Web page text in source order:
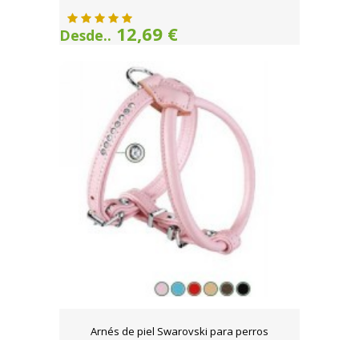
Desde.. 12,69 €
Arnés de piel Swarovski para perros